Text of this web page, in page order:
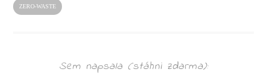
ZERO-WASTE
Sem napsala (stáhni zdarma):